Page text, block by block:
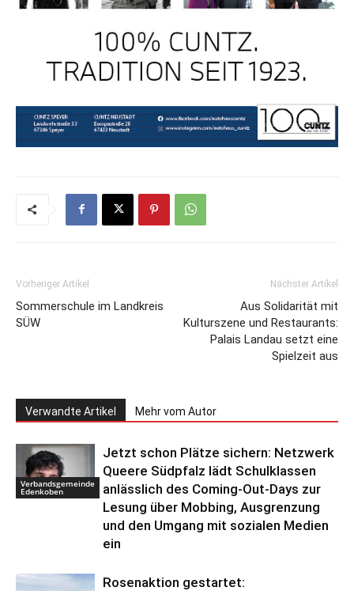
Vorheriger Artikel
Sommerschule im Landkreis
SÜW
Nächster Artikel
Aus Solidarität mit
Kulturszene und Restaurants:
Palais Landau setzt eine
Spielzeit aus
Verwandte Artikel Mehr vom Autor
Verbandsgemeinde
Edenkoben
Jetzt schon Plätze sichern: Netzwerk
Queere Südpfalz lädt Schulklassen
anlässlich des Coming-Out-Days zur
Lesung über Mobbing, Ausgrenzung
und den Umgang mit sozialen Medien
ein
Rosenaktion gestartet: